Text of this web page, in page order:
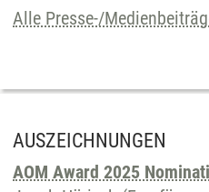
Alle Presse-/
AUSZEICHNUNGEN
AOM Award 2025